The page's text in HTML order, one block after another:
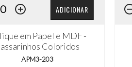
ADICIONAR
em Papel e MDF -
Coloridos
APM3-203